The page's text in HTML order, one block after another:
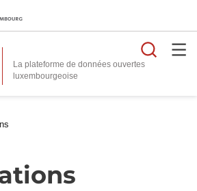
La plateforme de données ouvertes